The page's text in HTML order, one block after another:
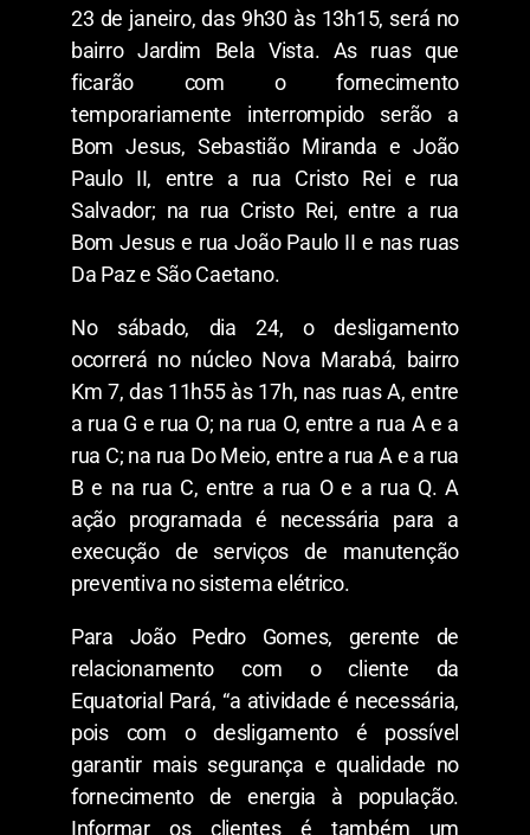
23 de janeiro, das 9h30 às 13h15, será no
bairro Jardim Bela Vista. As ruas que
ficarão com o fornecimento
temporariamente interrompido serão a
Bom Jesus, Sebastião Miranda e João
Paulo II, entre a rua Cristo Rei e rua
Salvador; na rua Cristo Rei, entre a rua
Bom Jesus e rua João Paulo II e nas ruas
Da Paz e São Caetano.
No sábado, dia 24, o desligamento
ocorrerá no núcleo Nova Marabá, bairro
Km 7, das 11h55 às 17h, nas ruas A, entre
a rua G e rua O; na rua O, entre a rua A e a
rua C; na rua Do Meio, entre a rua A e a rua
B e na rua C, entre a rua O e a rua Q. A
ação programada é necessária para a
execução de serviços de manutenção
preventiva no sistema elétrico.
Para João Pedro Gomes, gerente de
relacionamento com o cliente da
Equatorial Pará, “a atividade é necessária,
pois com o desligamento é possível
garantir mais segurança e qualidade no
fornecimento de energia à população.
Informar os clientes é também um